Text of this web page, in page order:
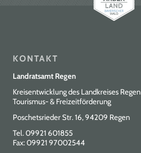
KONTAKT
Landratsamt Regen
Kreisentwicklung des Landkreises Regen
Tourismus- & Freizeitförderung
Poschetsrieder Str. 16, 94209 Regen
Tel.09921 601855
Fax: 09921 97002544